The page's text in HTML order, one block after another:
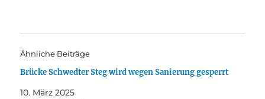
Ähnliche Beiträge
Brücke Schwedter Steg wird wegen Sanierung gesperrt
10. März 2025